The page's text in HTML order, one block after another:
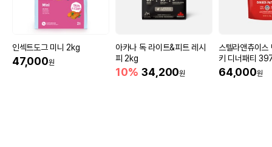
인섹트도그 미니 2kg
47,000원
아카나 독 라이트&피트 레시
피 2kg
10% 34,200원
스텔라앤츄이스
키 디너패티
64,000원